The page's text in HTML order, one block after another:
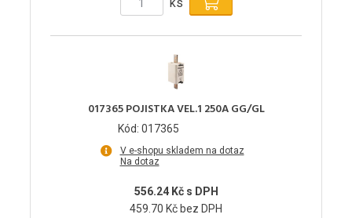
017365 POJISTKA VEL.1 250A GG/GL
Kód: 017365
V e-shopu skladem na dotaz
Na dotaz
556.24 Kč s DPH
459.70 Kč bez DPH